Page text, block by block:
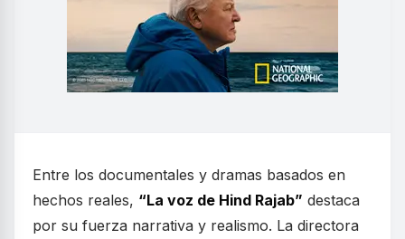
Entre los documentales y dramas basados en
hechos reales, “La voz de Hind Rajab” destaca
por su fuerza narrativa y realismo. La directora